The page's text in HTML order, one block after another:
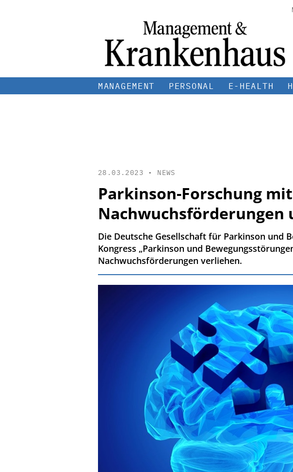
MANAGEMENT PERSONAL E-HEALTH
28.03.2023 • NEWS
Parkinson-Forschung
Die Deutsche Gesellschaft für Parkinson und
Kongress „Parkinson und
Nachwuchsförderungen verliehen.